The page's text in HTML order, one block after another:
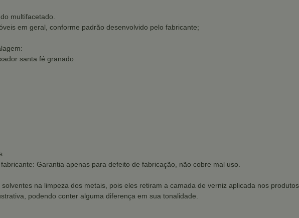
multifacetado.
em geral, conforme padrão desenvolvido pelo fabricante;
santa fé granado
Garantia apenas para defeito de fabricação, não cobre mal uso.
na limpeza dos metais, pois eles retiram a camada de verniz aplicada nos
podendo conter alguma diferença em sua tonalidade.